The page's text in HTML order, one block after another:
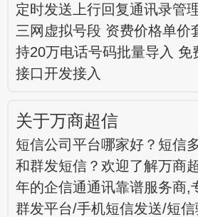
定时发送上行回复通讯录管
三网虚拟号段 资费价格单价
持20万电话号码批量导入 免
接口开发接入
关于万商超信
短信公司平台哪家好？短信
和群发短信？欢迎了解万商
年的企信通通讯靠谱服务商,
群发平台/手机短信发送/短